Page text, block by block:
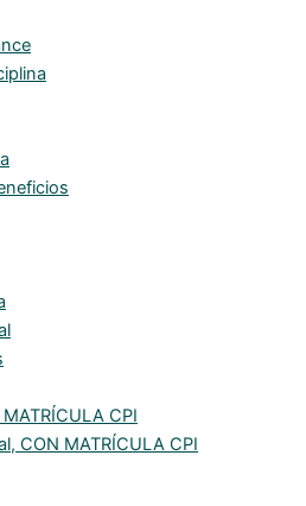
CPI
CON MATRÍCULA CPI